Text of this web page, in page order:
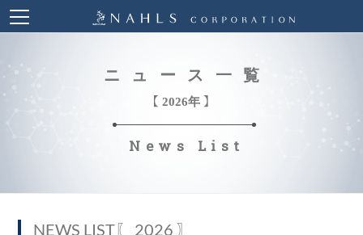
ニュース一覧
【 2026年 】
News List
NEWS LIST〖 2026 〗